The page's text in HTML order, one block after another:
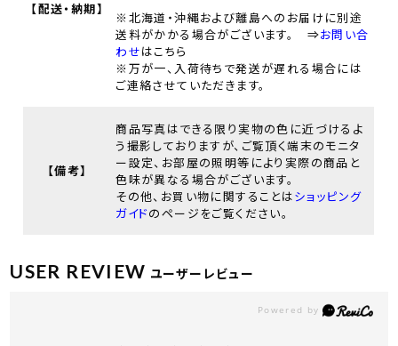
【配送・納期】
※北海道・沖縄および離島へのお届けに別途
送料がかかる場合がございます。 ⇒お問い合
わせはこちら
※万が一、入荷待ちで発送が遅れる場合には
ご連絡させていただきます。
【備考】
商品写真はできる限り実物の色に近づけるよ
う撮影しておりますが、ご覧頂く端末のモニタ
ー設定、お部屋の照明等により実際の商品と
色味が異なる場合がございます。
その他、お買い物に関することはショッピング
ガイドのページをご覧ください。
USER REVIEW ユーザーレビュー